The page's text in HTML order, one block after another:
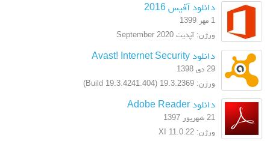
دانلود آفیس 2016
1 مهر 1399
ورژن: آپدیت September 2020
دانلود Avast! Internet Security
29 دی 1398
ورژن: 19.3.2369 (Build 19.3.4241.404)
دانلود Adobe Reader
21 شهریور 1397
ورژن: XI 11.0.22